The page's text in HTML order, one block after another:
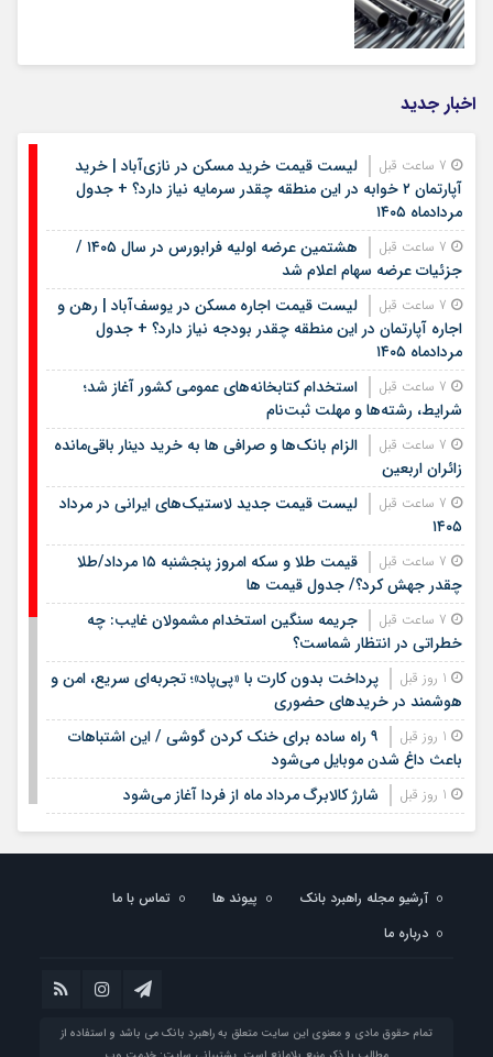
اخبار جدید
لیست قیمت خرید مسکن در نازی‌آباد | خرید
آپارتمان ۲ خوابه در این منطقه چقدر سرمایه نیاز دارد؟ + جدول
مردادماه ۱۴۰۵
هشتمین عرضه اولیه فرابورس در سال ۱۴۰۵ /
جزئیات عرضه سهام اعلام شد
لیست قیمت اجاره مسکن در یوسف‌آباد | رهن و
اجاره آپارتمان در این منطقه چقدر بودجه نیاز دارد؟ + جدول
مردادماه ۱۴۰۵
استخدام کتابخانه‌های عمومی کشور آغاز شد؛
شرایط، رشته‌ها و مهلت ثبت‌نام
الزام بانک‌ها و صرافی ها به خرید دینار باقی‌مانده
زائران اربعین
لیست قیمت جدید لاستیک‌های ایرانی در مرداد
۱۴۰۵
قیمت طلا و سکه امروز پنجشنبه ۱۵ مرداد/طلا
چقدر جهش کرد؟/ جدول قیمت ها
جریمه سنگین استخدام مشمولان غایب: چه
خطراتی در انتظار شماست؟
پرداخت بدون کارت با «پی‌پاد»؛ تجربه‌ای سریع، امن و
هوشمند در خریدهای حضوری
۹ راه ساده برای خنک کردن گوشی / این اشتباهات
باعث داغ شدن موبایل می‌شود
شارژ کالابرگ مرداد ماه از فردا آغاز می‌شود
1 روز قبل
لیست قیمت اجاره مسکن در شهرک غرب |
اجاره‌نشینی در این منطقه چقدر هزینه دارد؟ + جدول مردادماه
لیست قیمت خرید مسکن در تهرانسر/ قیمت خرید
هر متر آپارتمان در این منطقه چقدر است؟ + جدول
جدیدترین قیمت سکه، طلا امروز چهارشنبه چهاردهم
آرشیو مجله راهبرد بانک پیوند ها
تماس با ما
درباره ما
تمام حقوق مادی و معنوی این سایت متعلق به راهبرد بانک می باشد و استفاده از